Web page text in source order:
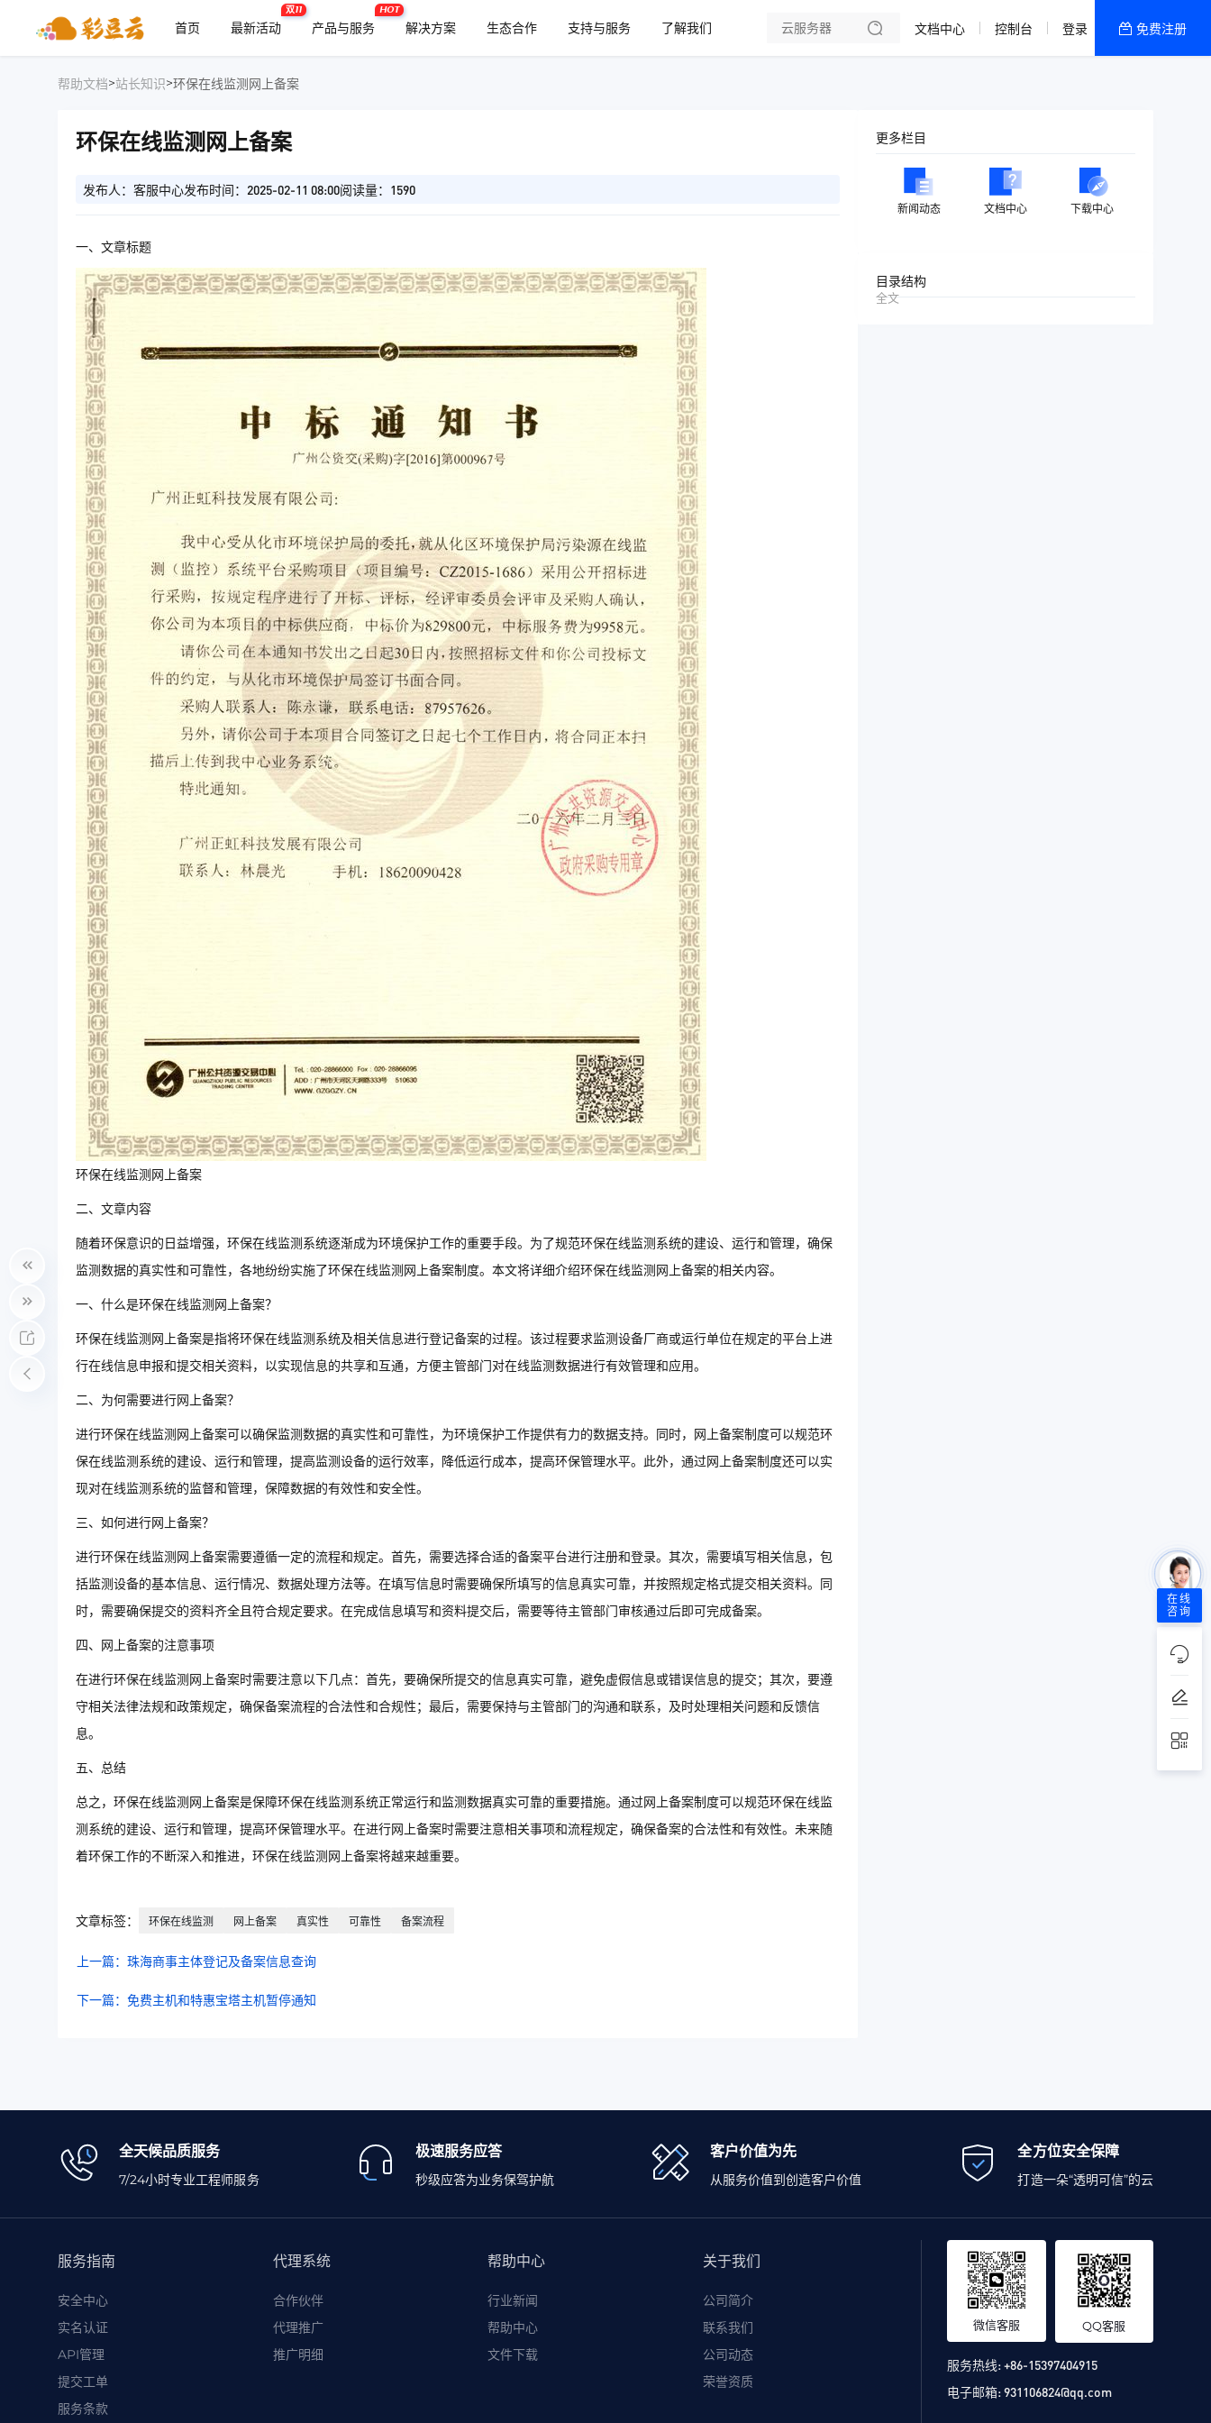
首页 最新活动
双11
产品与服务
HOT
解决方案 生态合作 支持与服务
了解我们
美国高防2区[推荐]
文档中心 控制台 登录 免费注册
帮助文档>站长知识>环保在线监测网上备案
环保在线监测网上备案
发布人：客服中心发布时间：2025-02-11 08:00阅读量：1590
一、文章标题
环保在线监测网上备案
二、文章内容
随着环保意识的日益增强，环保在线监测系统逐渐成为环境保护工作的重要手段。为了规范环保在线监测系统的建设、运行和管理，确保
监测数据的真实性和可靠性，各地纷纷实施了环保在线监测网上备案制度。本文将详细介绍环保在线监测网上备案的相关内容。
一、什么是环保在线监测网上备案？
环保在线监测网上备案是指将环保在线监测系统及相关信息进行登记备案的过程。该过程要求监测设备厂商或运行单位在规定的平台上进
行在线信息申报和提交相关资料，以实现信息的共享和互通，方便主管部门对在线监测数据进行有效管理和应用。
二、为何需要进行网上备案？
进行环保在线监测网上备案可以确保监测数据的真实性和可靠性，为环境保护工作提供有力的数据支持。同时，网上备案制度可以规范环
保在线监测系统的建设、运行和管理，提高监测设备的运行效率，降低运行成本，提高环保管理水平。此外，通过网上备案制度还可以实
现对在线监测系统的监督和管理，保障数据的有效性和安全性。
三、如何进行网上备案？
进行环保在线监测网上备案需要遵循一定的流程和规定。首先，需要选择合适的备案平台进行注册和登录。其次，需要填写相关信息，包
括监测设备的基本信息、运行情况、数据处理方法等。在填写信息时需要确保所填写的信息真实可靠，并按照规定格式提交相关资料。同
时，需要确保提交的资料齐全且符合规定要求。在完成信息填写和资料提交后，需要等待主管部门审核通过后即可完成备案。
四、网上备案的注意事项
在进行环保在线监测网上备案时需要注意以下几点：首先，要确保所提交的信息真实可靠，避免虚假信息或错误信息的提交；其次，要遵
守相关法律法规和政策规定，确保备案流程的合法性和合规性；最后，需要保持与主管部门的沟通和联系，及时处理相关问题和反馈信
息。
五、总结
总之，环保在线监测网上备案是保障环保在线监测系统正常运行和监测数据真实可靠的重要措施。通过网上备案制度可以规范环保在线监
测系统的建设、运行和管理，提高环保管理水平。在进行网上备案时需要注意相关事项和流程规定，确保备案的合法性和有效性。未来随
着环保工作的不断深入和推进，环保在线监测网上备案将越来越重要。
文章标签： 环保在线监测 网上备案 真实性 可靠性 备案流程
上一篇：珠海商事主体登记及备案信息查询
下一篇：免费主机和特惠宝塔主机暂停通知
更多栏目
新闻动态 文档中心 下载中心
目录结构
全文
全天候品质服务
7/24小时专业工程师服务
极速服务应答
秒级应答为业务保驾护航
客户价值为先
从服务价值到创造客户价值
全方位安全保障
打造一朵“透明可信”的云
服务指南
安全中心
实名认证
API管理
提交工单
服务条款
代理系统
合作伙伴
代理推广
推广明细
帮助中心
行业新闻
帮助中心
文件下载
关于我们
公司简介
联系我们
公司动态
荣誉资质
微信客服 QQ客服
服务热线:+86-15397404915
电子邮箱:931106824@qq.com
在线
咨询